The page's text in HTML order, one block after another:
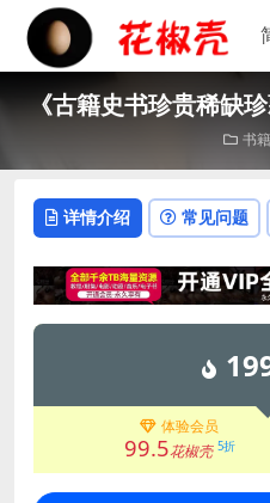
《古籍史书珍贵稀缺
书籍
详情介绍 常见问题
体验会员
99.5花椒壳 5折